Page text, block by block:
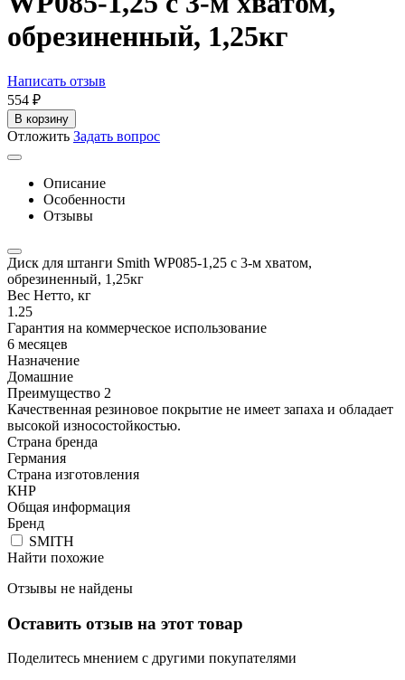
обрезиненный, 1,25кг
Написать отзыв
‍554‍ ₽
В корзину
Отложить Задать вопрос
Описание
Особенности
Отзывы
Диск для штанги Smith WP085-1,25 c 3-м хватом,
обрезиненный, 1,25кг
Вес Нетто, кг
1.25
Гарантия на коммерческое использование
6 месяцев
Назначение
Домашние
Преимущество 2
Качественная резиновое покрытие не имеет запаха и обладает
высокой износостойкостью.
Страна бренда
Германия
Страна изготовления
КНР
Общая информация
Бренд
SMITH
Найти похожие
Отзывы не найдены
Оставить отзыв на этот товар
Поделитесь мнением с другими покупателями